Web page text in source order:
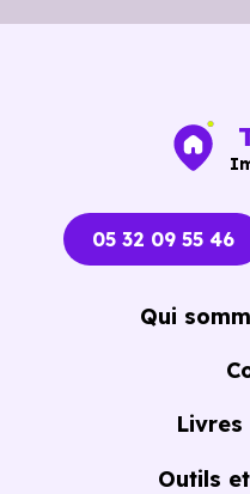
05 32 09 55 46
Qui
A
Livres
Guide de l'Achat
Outils